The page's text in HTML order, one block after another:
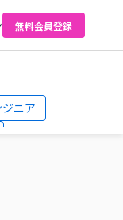
無料会員登録
ニア